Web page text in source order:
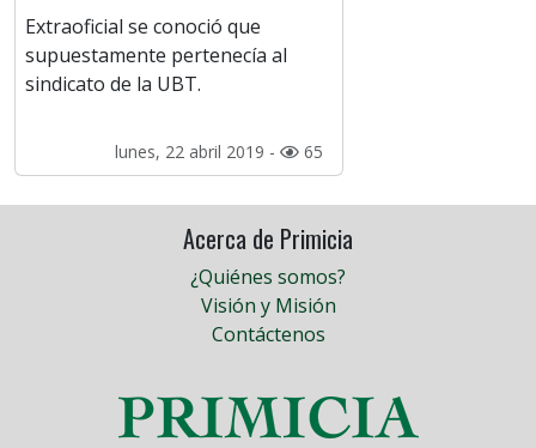
Extraoficial se conoció que
supuestamente pertenecía al
sindicato de la UBT.
lunes, 22 abril 2019 - 65
Acerca de Primicia
¿Quiénes somos?
Visión y Misión
Contáctenos